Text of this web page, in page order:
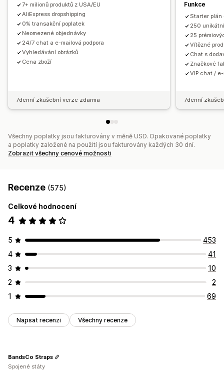
Ekologická doprava Celosvětové plnění
Vícenásobná doprava
Celková cena
Sledování objednávek
7+ milionů produktů z USA/EU
AliExpress dropshipping
0% transakční poplatek
Neomezené objednávky
24/7 chat a e-mailová podpora
Vyhledávání obrázků
Cena zboží
7denní zkušební verze zdarma
Funkce
Starter plán
250
25
Vítězné
Chat s
Značkové
VIP chat /
7denní
Všechny poplatky jsou fakturovány v měně USD. Opakované poplatky
a poplatky založené na použití jsou fakturovány každých 30 dní.
Zobrazit všechny cenové možnosti
Recenze (575)
Celkové hodnocení
4
5
453
4
41
3
10
2
2
1
69
Napsat recenzi Všechny recenze
BandsCo Straps
Spojené státy